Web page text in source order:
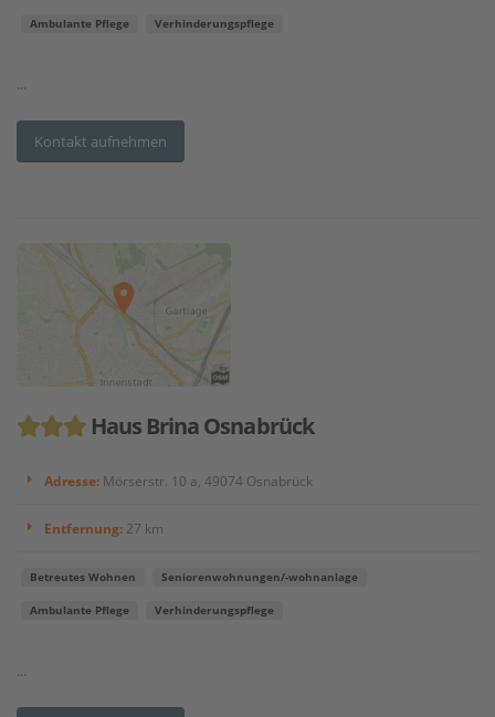
Ambulante Pflege Verhinderungspflege
...
Kontakt aufnehmen
Haus Brina Osnabrück
Adresse: Mörserstr. 10 a, 49074 Osnabrück
Entfernung: 27 km
Betreutes Wohnen Seniorenwohnungen/-wohnanlage
Ambulante Pflege Verhinderungspflege
...